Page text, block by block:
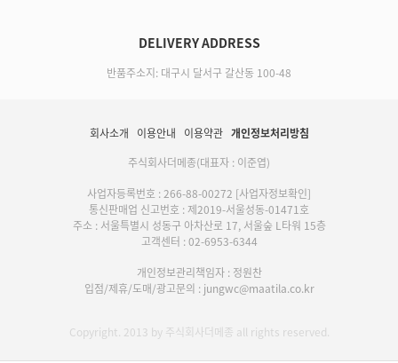
DELIVERY ADDRESS
반품주소지: 대구시 달서구 갈산동 100-48
회사소개 이용안내 이용약관 개인정보처리방침
주식회사더메종(대표자 : 이준엽)
사업자등록번호 : 266-88-00272 [사업자정보확인]
통신판매업 신고번호 : 제2019-서울성동-01471호
주소 : 서울특별시 성동구 아차산로 17, 서울숲 L타워 15층
고객센터 : 02-6953-6344
개인정보관리책임자 : 정원찬
입점/제휴/도매/광고문의 : jungwc@maatila.co.kr
Copyright. 2013 by 주식회사더메종 all rights reserved.